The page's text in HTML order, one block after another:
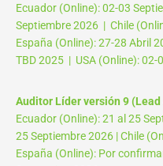
Ecuador (Online): 02-03
Septiembre 2026 | Chile
España (Online): 27-28 Abril
TBD 2025 | USA (Online): 02-
Auditor Líder versión 9
Ecuador (Online): 21 al 25
25 Septiembre 2026 | Chile
España (Online): Por